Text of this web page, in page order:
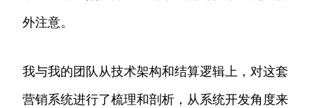
外注意。
我与我的团队从技术架构和结算逻辑上，对这套
营销系统进行了梳理和剖析，从系统开发角度来